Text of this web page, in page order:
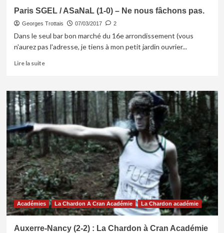
Paris SGEL / ASaNaL (1-0) – Ne nous fâchons pas.
Georges Trottais 07/03/2017 2
Dans le seul bar bon marché du 16e arrondissement (vous
n'aurez pas l'adresse, je tiens à mon petit jardin ouvrier...
Lire la suiteEn
sur
Paris
SGEL
ASaNaL
(1-
0)
–
Ne
nous
fâchons
pas.
Académies La Chardon A Cran Académie La Chardon académie
Auxerre-Nancy (2-2) : La Chardon à Cran Académie